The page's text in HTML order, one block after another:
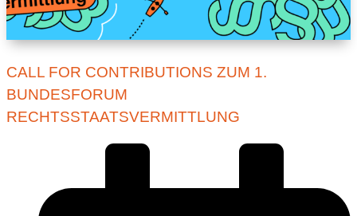
CALL FOR CONTRIBUTIONS ZUM 1.
BUNDESFORUM
RECHTSSTAATSVERMITTLUNG